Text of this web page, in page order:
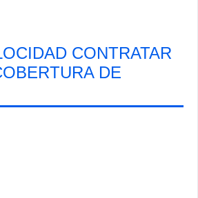
CONTRATAR
DE